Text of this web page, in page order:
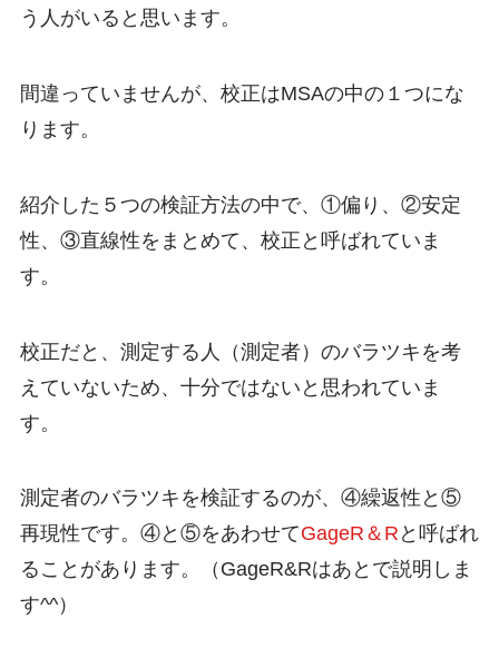
う人がいると思います。
間違っていませんが、校正はMSAの中の１つにな
ります。
紹介した５つの検証方法の中で、①偏り、②安定
性、③直線性をまとめて、校正と呼ばれていま
す。
校正だと、測定する人（測定者）のバラツキを考
えていないため、十分ではないと思われていま
す。
測定者のバラツキを検証するのが、④繰返性と⑤
再現性です。④と⑤をあわせてGageR＆R と呼ばれ
ることがあります。（GageR&Rはあとで説明しま
す^^）